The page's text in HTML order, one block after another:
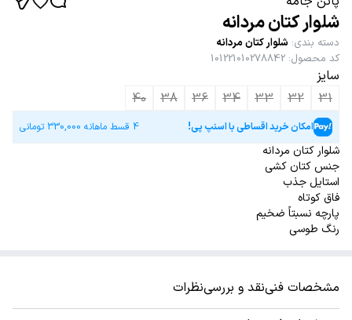
شلوار کتان مردانه
دسته بندی: شلوار کتان مردانه
کد محصول:
101221010278842
سایز
31
32
33
34
36
38
40
امکان خرید اقساطی با اسنپ پی! 4 قسط ماهانه 330,000 تومانی
شلوار کتان مردانه
جنس کتان کشی
استایل جذب
فاق کوتاه
پارچه نسبتاً ضخیم
رنگ طوسی
مشخصات فنینقد و بررسینظرات